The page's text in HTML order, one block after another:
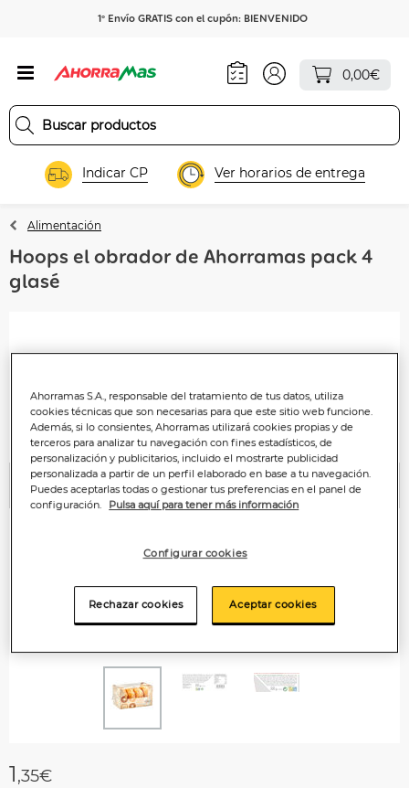
1º Envío GRATIS con el cupón: BIENVENIDO
0,00€
Indicar CP Ver horarios de entrega
Alimentación
Hoops el obrador de Ahorramas pack 4
glasé
Anterior
1,35€
Ahorramas S.A., responsable del tratamiento de tus datos, utiliza
cookies técnicas que son necesarias para que este sitio web funcione.
Además, si lo consientes, Ahorramas utilizará cookies propias y de
terceros para analizar tu navegación con fines estadísticos, de
personalización y publicitarios, incluido el mostrarte publicidad
personalizada a partir de un perfil elaborado en base a tu navegación.
Puedes aceptarlas todas o gestionar tus preferencias en el panel de
configuración.
Pulsa aquí para tener más información
Configurar cookies
Rechazar cookies Aceptar cookies